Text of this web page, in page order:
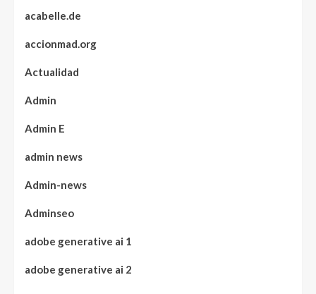
acabelle.de
accionmad.org
Actualidad
Admin
Admin E
admin news
Admin-news
Adminseo
adobe generative ai 1
adobe generative ai 2